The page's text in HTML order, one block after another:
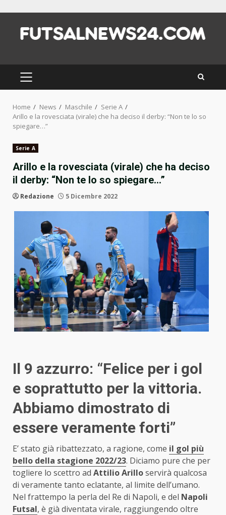
content
PRIMARY
MENU
Home News Maschile
Serie A
Arillo e la rovesciata (virale) che ha deciso il derby: “Non te lo so
spiegare…”
Serie A
Arillo e la rovesciata (virale) che ha deciso
il derby: “Non te lo so spiegare…”
Redazione 5 Dicembre 2022
Il 9 azzurro: “Felice per i gol
e soprattutto per la vittoria.
Abbiamo dimostrato di
essere veramente forti”
E’ stato già ribattezzato, a ragione, come il gol più
bello della stagione 2022/23. Diciamo pure che per
togliere lo scettro ad Attilio Arilloservirà qualcosa
di veramente tanto eclatante, al limite dell’umano.
Nel frattempo la perla del Re di Napoli, e del Napoli
Futsal, è già diventata virale, raggiungendo oltre